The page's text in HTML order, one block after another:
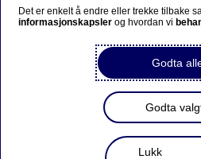
Det er enkelt å endre eller trekke tilbake
informasjonskapsler og hvordan vi
Godta
Godta
Lukk